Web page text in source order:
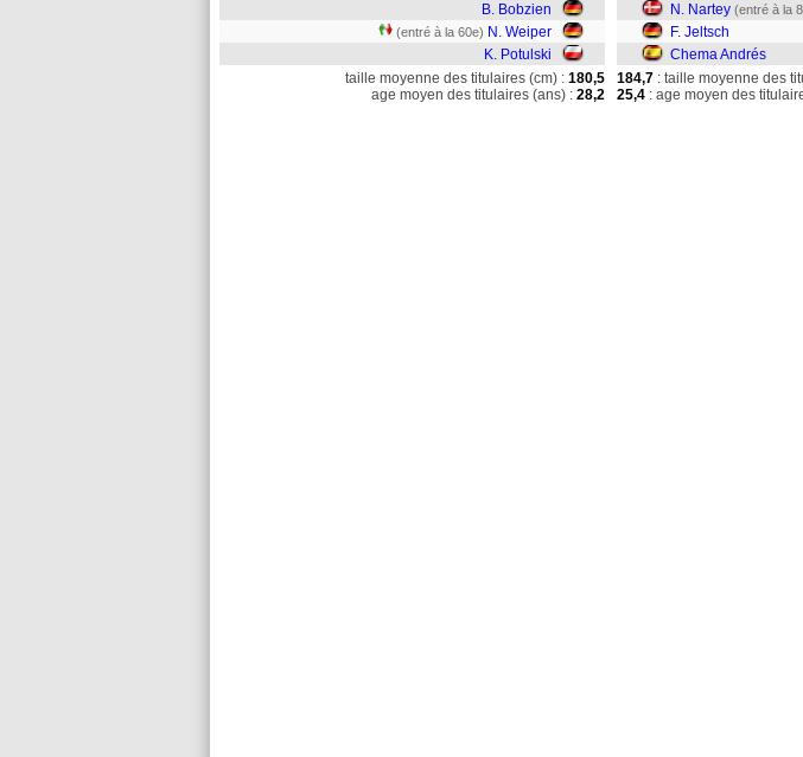
B. Bobzien
(entré à la 60e) N. Weiper
K. Potulski
N. Nartey (entré à la
F. Jeltsch
Chema Andrés
taille moyenne des titulaires (cm) : 180,5
age moyen des titulaires (ans) : 28,2
184,7 : taille moyenne des
25,4 : age moyen des